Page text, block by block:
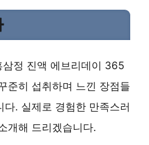
정 진액 에브리데이 365
준히 섭취하며 느낀 장점들
. 실제로 경험한 만족스러
개해 드리겠습니다.